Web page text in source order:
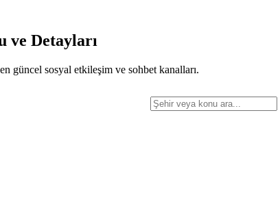
ve Detayları
güncel sosyal etkileşim ve sohbet kanalları.